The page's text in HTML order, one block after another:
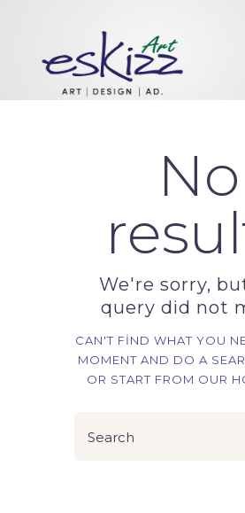
Hizmetlerimiz
İletişim
No
We're sorry,
query did not
CAN'T FIND WHAT YOU
MOMENT AND DO A
OR START FROM OUR